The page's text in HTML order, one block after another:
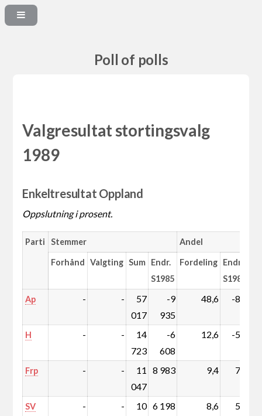
Poll of polls
Valgresultat stortingsvalg
1989
Enkeltresultat Oppland
Oppslutning i prosent.
Parti Stemmer Andel
Forhånd Valgting Sum Endr.
S1985
Fordeling Endr.
S1985
Ap - -
57
017
-9
935
48,6 -8,0
H - -
14
723
-6
608
12,6 -5,5
Frp - -
11
047
8 983 9,4 7,7
SV - -
10 6 198 8,6 5,3